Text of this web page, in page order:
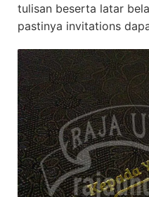
tulisan beserta latar
pastinya invitations